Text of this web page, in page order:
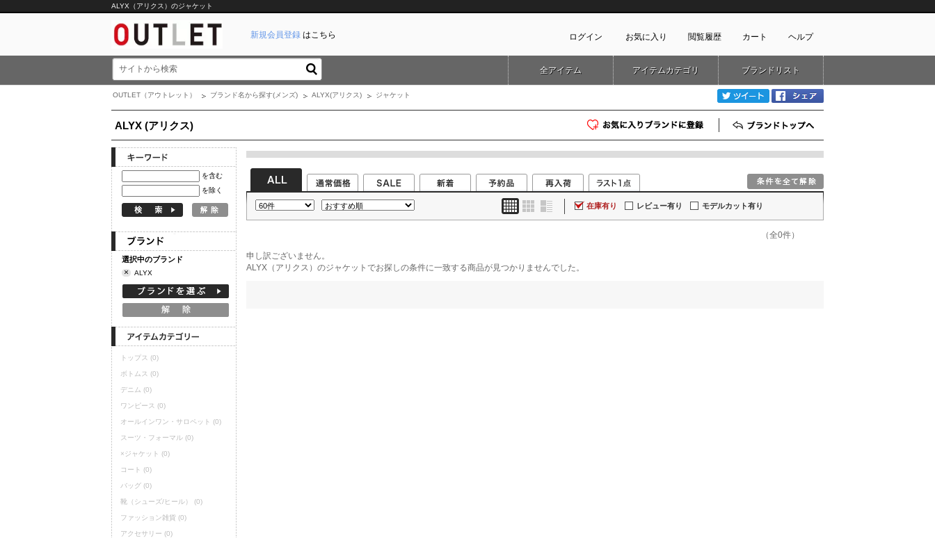
ALYX（アリクス）のジャケット
新規会員登録 はこちら ログイン お気に入り 閲覧履歴 カート
カートに商品がありません
ヘルプ
ショッピングガイド
配送・送料について
返品・交換について
初めてのお客様
よくあるご質問
お問合せ
新規会員登録
ブランドリスト
アイテムカテゴリ
全アイテム
OUTLET（アウトレット） ブランド名から探す(メンズ) ALYX(アリクス) ジャケット
ALYX (アリクス)
お気に入りブランド登録
を含む
を除く
選択中のブランド
× ALYX
トップス (0)
ボトムス (0)
デニム (0)
ワンピース (0)
オールインワン・サロペット (0)
スーツ・フォーマル (0)
× ジャケット (0)
コート (0)
バッグ (0)
靴（シューズ/ヒール） (0)
ファッション雑貨 (0)
アクセサリー (0)
在庫有り レビュー有り モデルカット有り
（全0件）
申し訳ございません。
ALYX（アリクス）のジャケットでお探しの条件に一致する商品が見つかりませんでした。